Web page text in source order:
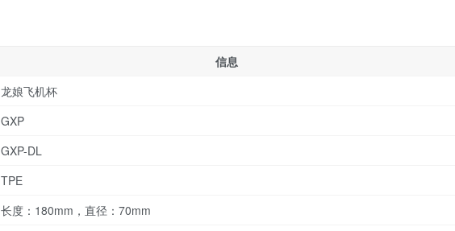
信息
龙娘飞机杯
GXP
GXP-DL
TPE
长度：180mm，直径：70mm